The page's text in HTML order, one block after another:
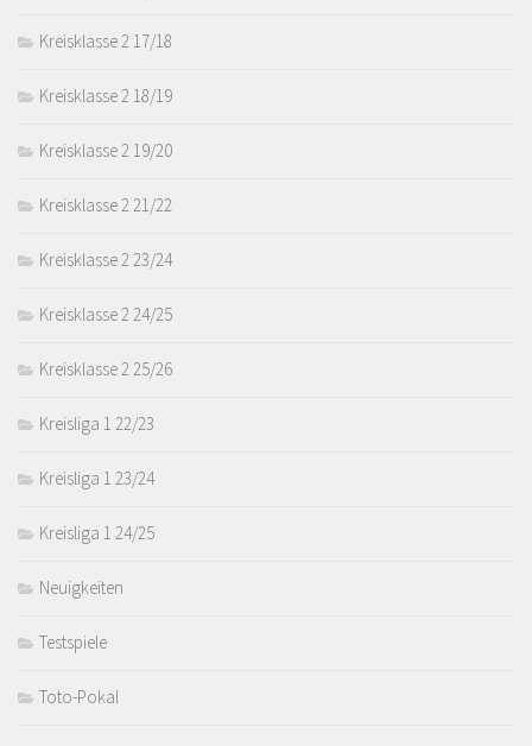
Kreisklasse 2 17/18
Kreisklasse 2 18/19
Kreisklasse 2 19/20
Kreisklasse 2 21/22
Kreisklasse 2 23/24
Kreisklasse 2 24/25
Kreisklasse 2 25/26
Kreisliga 1 22/23
Kreisliga 1 23/24
Kreisliga 1 24/25
Neuigkeiten
Testspiele
Toto-Pokal